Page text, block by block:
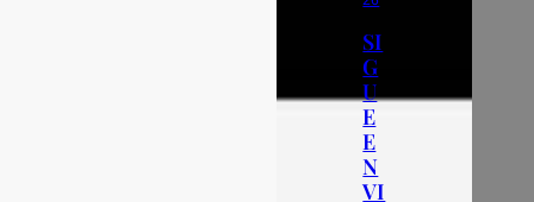
SI
G
U
E
E
N
VI